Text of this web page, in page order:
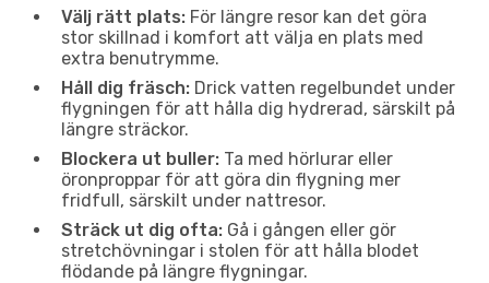
Välj rätt plats: För längre resor kan det göra
stor skillnad i komfort att välja en plats med
extra benutrymme.
Håll dig fräsch: Drick vatten regelbundet under
flygningen för att hålla dig hydrerad, särskilt på
längre sträckor.
Blockera ut buller: Ta med hörlurar eller
öronproppar för att göra din flygning mer
fridfull, särskilt under nattresor.
Sträck ut dig ofta: Gå i gången eller gör
stretchövningar i stolen för att hålla blodet
flödande på längre flygningar.